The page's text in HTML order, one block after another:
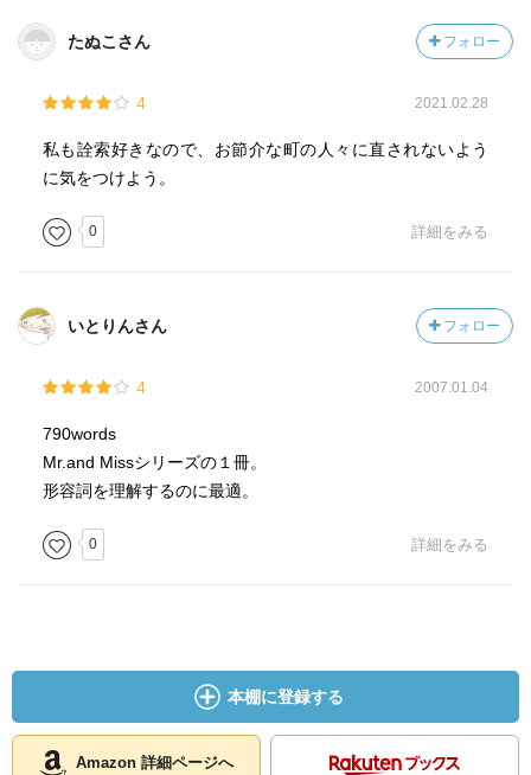
たぬこさん フォロー
4 2021.02.28
私も詮索好きなので、お節介な町の人々に直されないよう
に気をつけよう。
0 詳細をみる
いとりんさん フォロー
4 2007.01.04
790words
Mr.and Missシリーズの１冊。
形容詞を理解するのに最適。
0 詳細をみる
本棚に登録する
Amazon 詳細ページへ